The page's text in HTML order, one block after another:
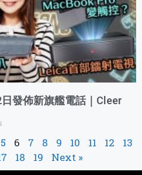
發佈新旗艦電話｜Cleer
5 6 7 8 9 10 11 12
13
18 19 Next »